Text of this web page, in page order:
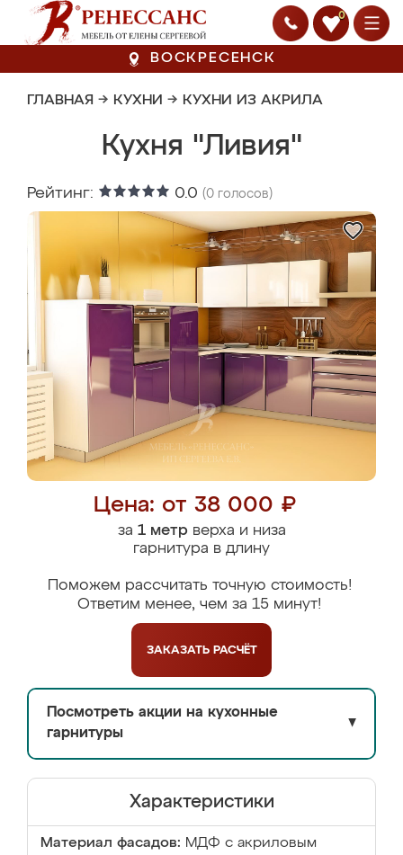
0
ВОСКРЕСЕНСК
ГЛАВНАЯ → КУХНИ → КУХНИ ИЗ АКРИЛА
Кухня "Ливия"
Рейтинг: 0.0 (0 голосов)
Цена: от 38 000 ₽
за 1 метрверха и низа
гарнитура в длину
Поможем рассчитать точную стоимость!
Ответим менее, чем за 15 минут!
ЗАКАЗАТЬ РАСЧЁТ
Посмотреть акции на кухонные
гарнитуры
▼
Характеристики
Материал фасадов: МДФ с акриловым